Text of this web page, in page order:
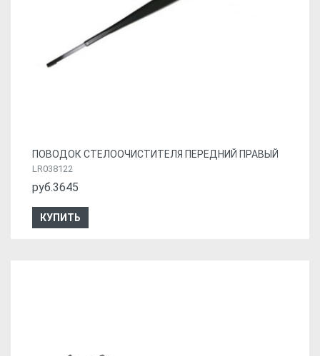
ПОВОДОК СТЕЛООЧИСТИТЕЛЯ ПЕРЕДНИЙ ПРАВЫЙ
LR038122
руб.3645
КУПИТЬ